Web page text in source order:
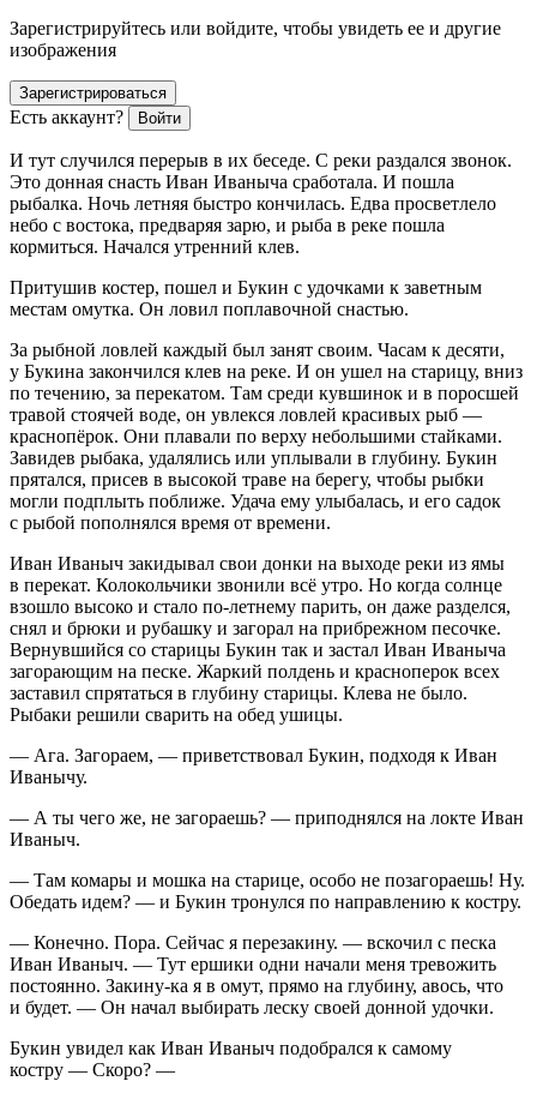
Зарегистрируйтесь или войдите, чтобы увидеть ее и другие
изображения
Зарегистрироваться
Есть аккаунт? Войти
И тут случился перерыв в их беседе. С реки раздался звонок.
Это донная снасть Иван Иваныча сработала. И пошла
рыбалка. Ночь летняя быстро кончилась. Едва просветлело
небо с востока, предваряя зарю, и рыба в реке пошла
кормиться. Начался утренний клев.
Притушив костер, пошел и Букин с удочками к заветным
местам омутка. Он ловил поплавочной снастью.
За рыбной ловлей каждый был занят своим. Часам к десяти,
у Букина закончился клев на реке. И он ушел на старицу, вниз
по течению, за перекатом. Там среди кувшинок и в поросшей
травой стоячей воде, он увлекся ловлей красивых рыб —
краснопёрок. Они плавали по верху небольшими стайками.
Завидев рыбака, удалялись или уплывали в глубину. Букин
прятался, присев в высокой траве на берегу, чтобы рыбки
могли подплыть поближе. Удача ему улыбалась, и его садок
с рыбой пополнялся время от времени.
Иван Иваныч закидывал свои донки на выходе реки из ямы
в перекат. Колокольчики звонили всё утро. Но когда солнце
взошло высоко и стало по-летнему парить, он даже разделся,
снял и брюки и рубашку и загорал на прибрежном песочке.
Вернувшийся со старицы Букин так и застал Иван Иваныча
загорающим на песке. Жаркий полдень и красноперок всех
заставил спрятаться в глубину старицы. Клева не было.
Рыбаки решили сварить на обед ушицы.
— Ага. Загораем, — приветствовал Букин, подходя к Иван
Иванычу.
— А ты чего же, не загораешь? — приподнялся на локте Иван
Иваныч.
— Там комары и мошка на старице, особо не позагораешь! Ну.
Обедать идем? — и Букин тронулся по направлению к костру.
— Конечно. Пора. Сейчас я перезакину. — вскочил с песка
Иван Иваныч. — Тут ершики одни начали меня тревожить
постоянно. Закину-ка я в омут, прямо на глубину, авось, что
и будет. — Он начал выбирать леску своей донной удочки.
Букин увидел как Иван Иваныч подобрался к самому
костру — Скоро? —